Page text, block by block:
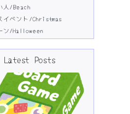
人/Beach
イベント/Christmas
ン/Halloween
Latest Posts